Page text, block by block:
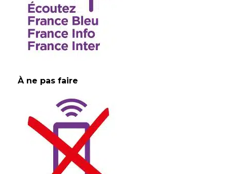
À ne pas faire